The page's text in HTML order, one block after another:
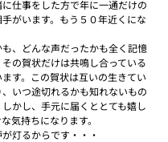
仕事をした方で年に一通だけの
がいます。もう５０年近くにな
、どんな声だったかも全く記憶
の賀状だけは共鳴し合っている
す。この賀状は互いの生きてい
いつ途切れるかも知れないもの
かし、手元に届くととても嬉し
気持ちになります。
灯るからです・・・